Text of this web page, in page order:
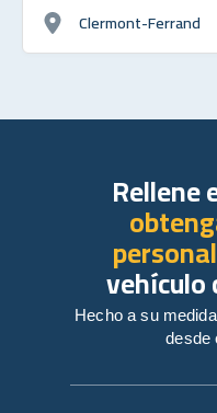
Clermont-Ferrand
Rellene
vehículo
Hecho a su
desde